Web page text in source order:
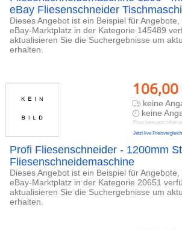
eBay Fliesenschneider
Dieses Angebot ist ein Beispiel für
eBay-Marktplatz in der Kategorie 145489
aktualisieren Sie die Suchergebnisse um
erhalten.
106,00
keine
keine
Preis kann jetzt höher
Jetzt live
Profi Fliesenschneider - 1200mm
Fliesenschneidemaschine
Dieses Angebot ist ein Beispiel für
eBay-Marktplatz in der Kategorie 20651
aktualisieren Sie die Suchergebnisse um
erhalten.